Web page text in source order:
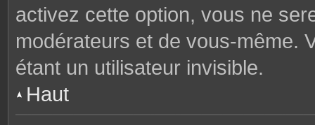
activez cette option, vous ne
modérateurs et de vous-même.
étant un utilisateur invisible.
Haut